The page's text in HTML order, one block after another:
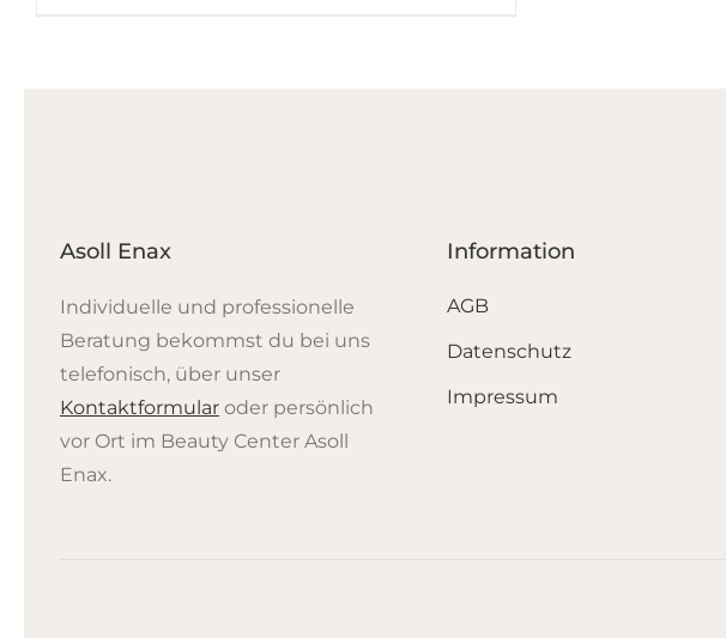
werden
Asoll Enax
Individuelle und professionelle
Beratung bekommst du bei uns
telefonisch, über unser
Kontaktformularoder persönlich
vor Ort im Beauty Center Asoll
Enax.
Information
AGB
Datenschutz
Impressum